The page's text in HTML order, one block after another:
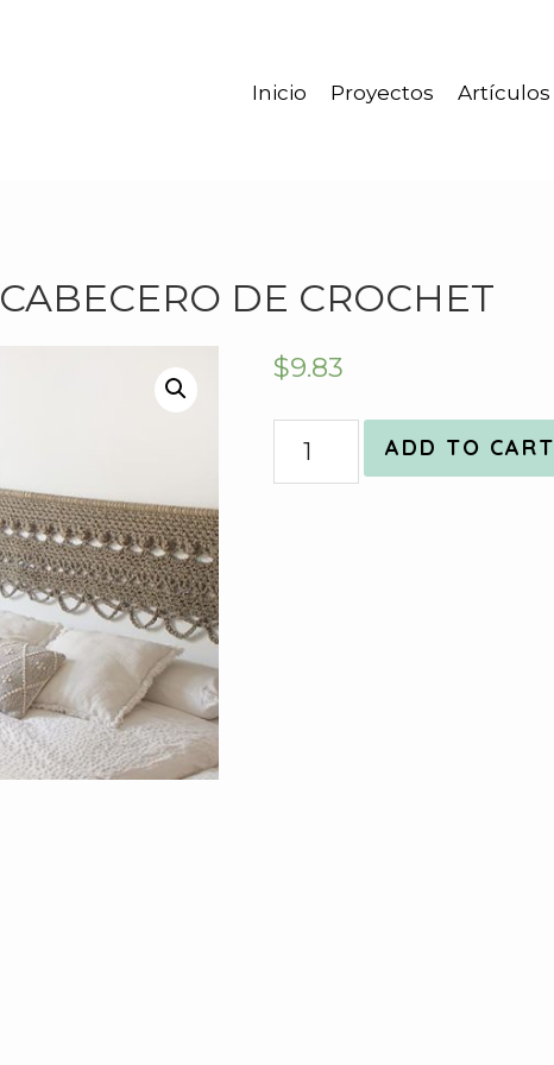
Inicio Proyectos Artículos
CABECERO DE CROCHET
$9.83
ADD TO CART